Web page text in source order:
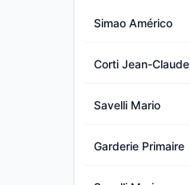
Simao Américo
Corti Jean-Claude
Savelli Mario
Garderie Primaire